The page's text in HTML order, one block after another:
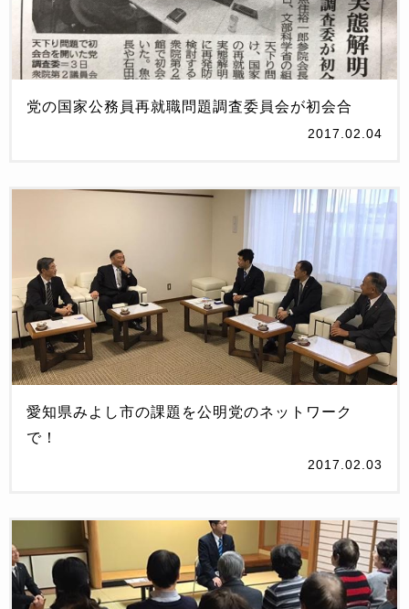
党の国家公務員再就職問題調査委員会が初会合
2017.02.04
愛知県みよし市の課題を公明党のネットワーク
で！
2017.02.03